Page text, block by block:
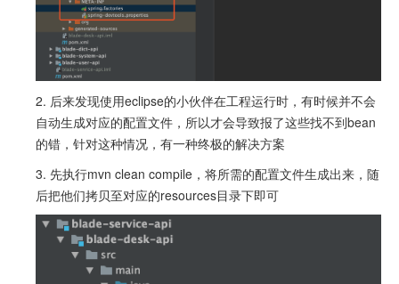
2. 后来发现使用eclipse的小伙伴在工程运行时，有时候并不会
自动生成对应的配置文件，所以才会导致报了这些找不到bean
的错，针对这种情况，有一种终极的解决方案
3. 先执行mvn clean compile，将所需的配置文件生成出来，随
后把他们拷贝至对应的resources目录下即可